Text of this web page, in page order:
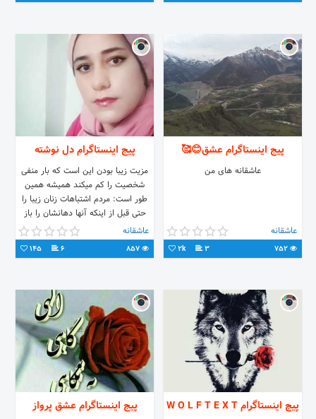
پیج اینستاگرام عشق😊🥰
عاشقانه های من
عاشقانه
3
2k
پیج اینستاگرام دل نوشته
مزيت زيبا بودن اين است كه بار منفى
شخصيت را كم میكند هميشه همين
طور است: مردم اشتباهات زنان زيبا را
حتى قبل از اينكه آنها دهانشان را باز
كنند می بخشند
عاشقانه
6
145
پیج اینستاگرام W O L F T E X T پیج اینستاگرام عشق پرواز